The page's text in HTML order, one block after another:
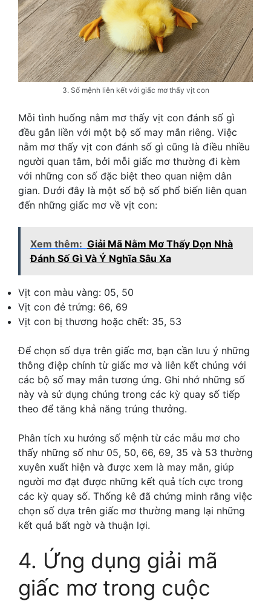
3. Số mệnh liên kết với giấc mơ thấy vịt con
Mỗi tình huống nằm mơ thấy vịt con đánh số gì
đều gắn liền với một bộ số may mắn riêng. Việc
nằm mơ thấy vịt con đánh số gì cũng là điều nhiều
người quan tâm, bởi mỗi giấc mơ thường đi kèm
với những con số đặc biệt theo quan niệm dân
gian. Dưới đây là một số bộ số phổ biến liên quan
đến những giấc mơ về vịt con:
Xem thêm: Giải Mã Nằm Mơ Thấy Dọn Nhà
Đánh Số Gì Và Ý Nghĩa Sâu Xa
Vịt con màu vàng: 05, 50
Vịt con đẻ trứng: 66, 69
Vịt con bị thương hoặc chết: 35, 53
Để chọn số dựa trên giấc mơ, bạn cần lưu ý những
thông điệp chính từ giấc mơ và liên kết chúng với
các bộ số may mắn tương ứng. Ghi nhớ những số
này và sử dụng chúng trong các kỳ quay số tiếp
theo để tăng khả năng trúng thưởng.
Phân tích xu hướng số mệnh từ các mẫu mơ cho
thấy những số như 05, 50, 66, 69, 35 và 53 thường
xuyên xuất hiện và được xem là may mắn, giúp
người mơ đạt được những kết quả tích cực trong
các kỳ quay số. Thống kê đã chứng minh rằng việc
chọn số dựa trên giấc mơ thường mang lại những
kết quả bất ngờ và thuận lợi.
4. Ứng dụng giải mã
giấc mơ trong cuộc